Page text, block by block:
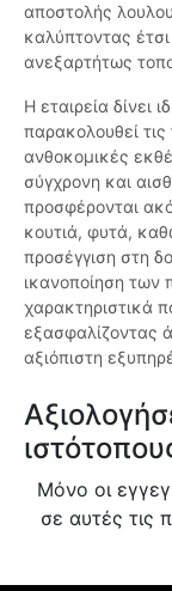
αποστολής
καλύπτοντας
ανεξαρτήτως
Η εταιρεία δίνει
παρακολουθεί
ανθοκομικές
σύγχρονη και
προσφέρονται
κουτιά, φυτά,
προσέγγιση στη
ικανοποίηση των
χαρακτηριστικά
εξασφαλίζοντας
αξιόπιστη
Μόνο οι
σε αυτές τις